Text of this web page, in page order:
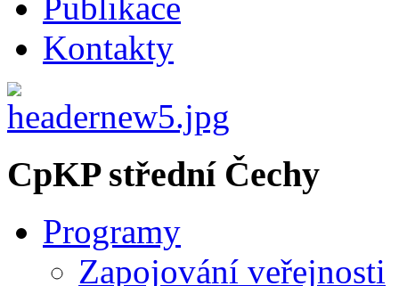
Kontakty
CpKP střední Čechy
Programy
Zapojování veřejnosti